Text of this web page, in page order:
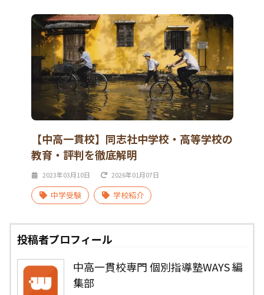
【中高一貫校】同志社中学校・高等学校の
教育・評判を徹底解明
2023年03月10日 2026年01月07日
中学受験 学校紹介
投稿者プロフィール
中高一貫校専門 個別指導塾WAYS 編
集部